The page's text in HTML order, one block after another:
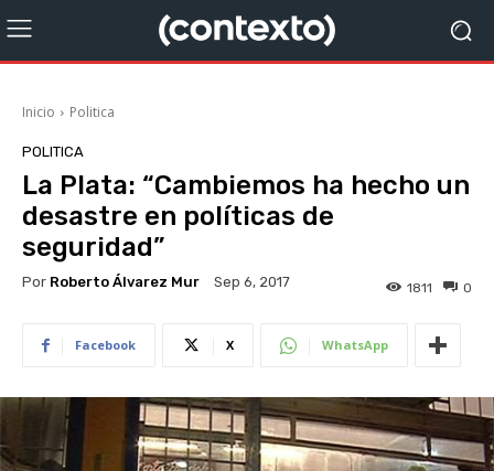
Inicio Politica
POLITICA
La Plata: “Cambiemos ha hecho un
desastre en políticas de
seguridad”
Por Roberto Álvarez Mur Sep 6, 2017 0
1811
Facebook X WhatsApp